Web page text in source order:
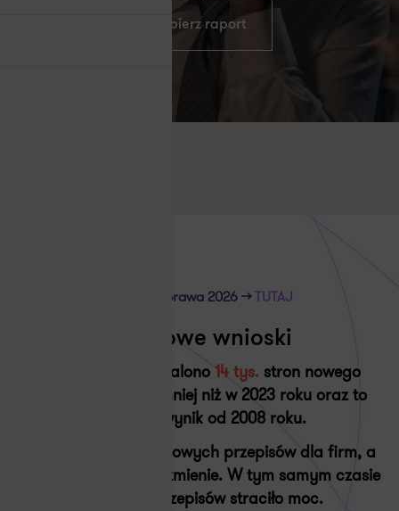
Pobierz raport
Barometr prawa 2026 >>TUTAJ
Kluczowe wnioski
W 2024 roku uchwalono14 tys. stron nowego
mniej niż w 2023 roku oraz to
najniższy wynik od 2008 roku.
nowych przepisów dla firm, a
zmieniło swoje brzmienie. W tym samym czasie
przepisów straciło moc.